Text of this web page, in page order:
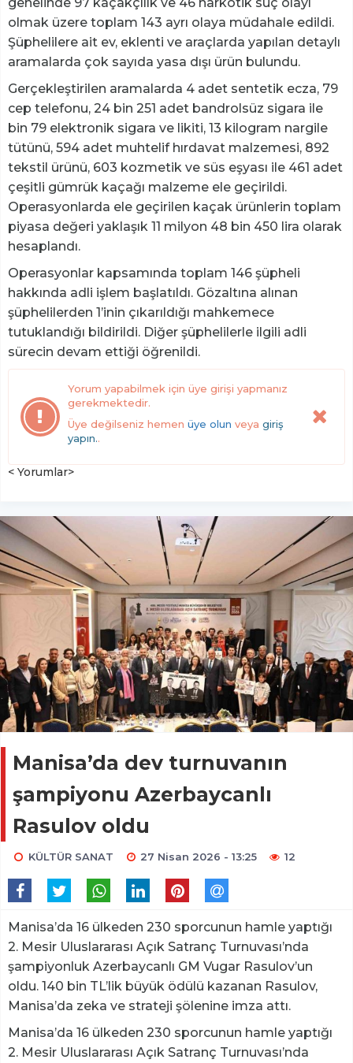
genelinde 97 kaçakçılık ve 46 narkotik suç olayı
olmak üzere toplam 143 ayrı olaya müdahale edildi.
Şüphelilere ait ev, eklenti ve araçlarda yapılan detaylı
aramalarda çok sayıda yasa dışı ürün bulundu.
Gerçekleştirilen aramalarda 4 adet sentetik ecza, 79
cep telefonu, 24 bin 251 adet bandrolsüz sigara ile
bin 79 elektronik sigara ve likiti, 13 kilogram nargile
tütünü, 594 adet muhtelif hırdavat malzemesi, 892
tekstil ürünü, 603 kozmetik ve süs eşyası ile 461 adet
çeşitli gümrük kaçağı malzeme ele geçirildi.
Operasyonlarda ele geçirilen kaçak ürünlerin toplam
piyasa değeri yaklaşık 11 milyon 48 bin 450 lira olarak
hesaplandı.
Operasyonlar kapsamında toplam 146 şüpheli
hakkında adli işlem başlatıldı. Gözaltına alınan
şüphelilerden 1’inin çıkarıldığı mahkemece
tutuklandığı bildirildi. Diğer şüphelilerle ilgili adli
sürecin devam ettiği öğrenildi.
Yorum yapabilmek için üye girişi yapmanız
gerekmektedir.
Üye değilseniz hemen üye olun veya giriş
yapın..
< Yorumlar>
Manisa’da dev turnuvanın
şampiyonu Azerbaycanlı
Rasulov oldu
KÜLTÜR SANAT 27 Nisan 2026 - 13:25 12
Manisa’da 16 ülkeden 230 sporcunun hamle yaptığı
2. Mesir Uluslararası Açık Satranç Turnuvası’nda
şampiyonluk Azerbaycanlı GM Vugar Rasulov’un
oldu. 140 bin TL’lik büyük ödülü kazanan Rasulov,
Manisa’da zeka ve strateji şölenine imza attı.
Manisa’da 16 ülkeden 230 sporcunun hamle yaptığı
2. Mesir Uluslararası Açık Satranç Turnuvası’nda